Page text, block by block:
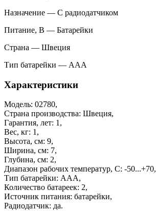
Назначение — С радиодатчиком
Питание, В — Батарейки
Страна — Швеция
Тип батарейки — ААА
Характеристики
Модель: 02780,
Страна производства: Швеция,
Гарантия, лет: 1,
Вес, кг: 1,
Высота, см: 9,
Ширина, см: 7,
Глубина, см: 2,
Диапазон рабочих температур, С: -50...+70,
Тип батарейки: ААА,
Количество батареек: 2,
Источник питания: батарейки,
Радиодатчик: да.